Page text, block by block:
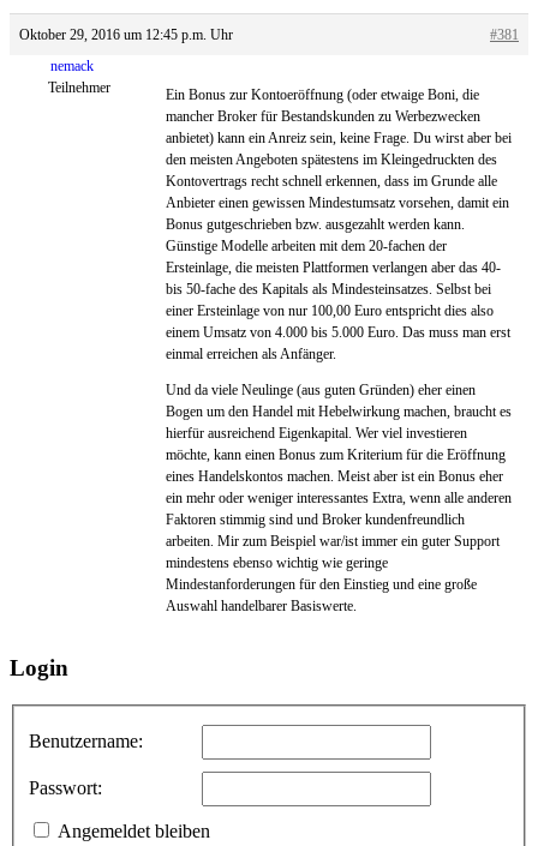
Oktober 29, 2016 um 12:45 p.m. Uhr
#381
nemack
Teilnehmer
Ein Bonus zur Kontoeröffnung (oder etwaige Boni, die
mancher Broker für Bestandskunden zu Werbezwecken
anbietet) kann ein Anreiz sein, keine Frage. Du wirst aber bei
den meisten Angeboten spätestens im Kleingedruckten des
Kontovertrags recht schnell erkennen, dass im Grunde alle
Anbieter einen gewissen Mindestumsatz vorsehen, damit ein
Bonus gutgeschrieben bzw. ausgezahlt werden kann.
Günstige Modelle arbeiten mit dem 20-fachen der
Ersteinlage, die meisten Plattformen verlangen aber das 40-
bis 50-fache des Kapitals als Mindesteinsatzes. Selbst bei
einer Ersteinlage von nur 100,00 Euro entspricht dies also
einem Umsatz von 4.000 bis 5.000 Euro. Das muss man erst
einmal erreichen als Anfänger.
Und da viele Neulinge (aus guten Gründen) eher einen
Bogen um den Handel mit Hebelwirkung machen, braucht es
hierfür ausreichend Eigenkapital. Wer viel investieren
möchte, kann einen Bonus zum Kriterium für die Eröffnung
eines Handelskontos machen. Meist aber ist ein Bonus eher
ein mehr oder weniger interessantes Extra, wenn alle anderen
Faktoren stimmig sind und Broker kundenfreundlich
arbeiten. Mir zum Beispiel war/ist immer ein guter Support
mindestens ebenso wichtig wie geringe
Mindestanforderungen für den Einstieg und eine große
Auswahl handelbarer Basiswerte.
Login
Benutzername:
Passwort:
Angemeldet bleiben